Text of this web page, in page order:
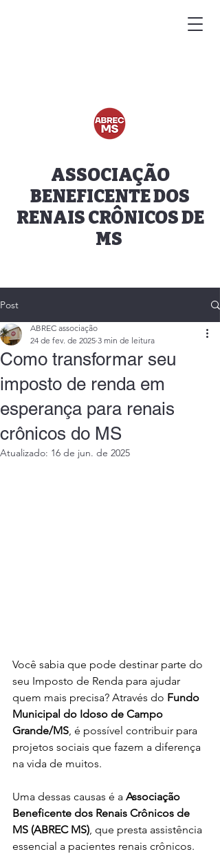
ASSOCIAÇÃO
BENEFICENTE DOS
RENAIS CRÔNICOS DE
MS
Post
Como transformar seu
imposto de renda em
esperança para renais
crônicos do MS
ABREC associação
24 de fev. de 2025 3 min de leitura
Atualizado: 16 de jun. de 2025
Você sabia que pode destinar parte do
seu Imposto de Renda para ajudar
quem mais precisa? Através do Fundo
Municipal do Idoso de Campo
Grande/MS, é possível contribuir para
projetos sociais que fazem a diferença
na vida de muitos.
Uma dessas causas é a Associação
Beneficente dos Renais Crônicos de
MS (ABREC MS), que presta assistência
essencial a pacientes renais crônicos.